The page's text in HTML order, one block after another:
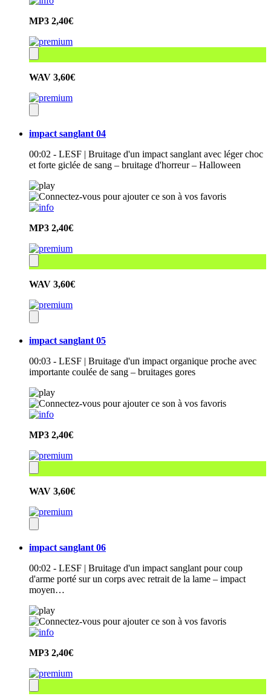
MP3 2,40€
WAV 3,60€
impact sanglant 04
00:02 - LESF | Bruitage d'un impact sanglant avec léger choc
et forte giclée de sang – bruitage d'horreur – Halloween
MP3 2,40€
WAV 3,60€
impact sanglant 05
00:03 - LESF | Bruitage d'un impact organique proche avec
importante coulée de sang – bruitages gores
MP3 2,40€
WAV 3,60€
impact sanglant 06
00:02 - LESF | Bruitage d'un impact sanglant pour coup
d'arme porté sur un corps avec retrait de la lame – impact
moyen…
MP3 2,40€